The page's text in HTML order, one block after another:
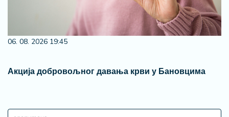
06. 08. 2026 19:45
Акција добровољног давања крви у Бановцима